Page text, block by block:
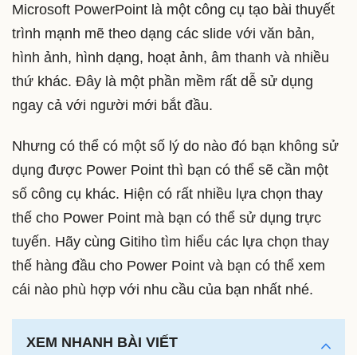
Microsoft PowerPoint là một công cụ tạo bài thuyết
trình mạnh mẽ theo dạng các slide với văn bản,
hình ảnh, hình dạng, hoạt ảnh, âm thanh và nhiều
thứ khác. Đây là một phần mềm rất dễ sử dụng
ngay cả với người mới bắt đầu.
Nhưng có thể có một số lý do nào đó bạn không sử
dụng được Power Point thì bạn có thể sẽ cần một
số công cụ khác. Hiện có rất nhiều lựa chọn thay
thế cho Power Point mà bạn có thể sử dụng trực
tuyến. Hãy cùng Gitiho tìm hiểu các lựa chọn thay
thế hàng đầu cho Power Point và bạn có thể xem
cái nào phù hợp với nhu cầu của bạn nhất nhé.
XEM NHANH BÀI VIẾT